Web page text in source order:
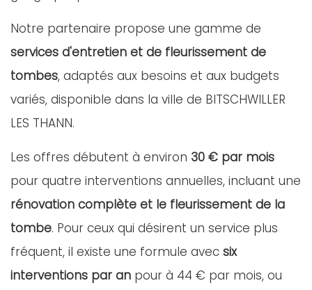
Notre partenaire propose une gamme de
services d'entretien et de fleurissement de
tombes, adaptés aux besoins et aux budgets
variés, disponible dans la ville de BITSCHWILLER
LES THANN.
Les offres débutent à environ 30 € par mois
pour quatre interventions annuelles, incluant une
rénovation complète et le fleurissement de la
tombe. Pour ceux qui désirent un service plus
fréquent, il existe une formule avec six
interventions par an pour à 44 € par mois, ou